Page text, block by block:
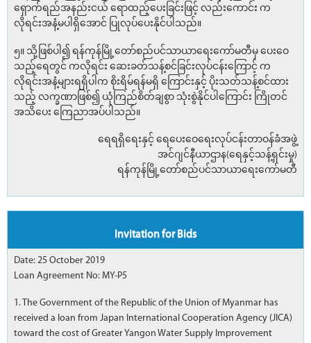
ရှောက်ရည်အနည်းငယ် ရောထည့်ပေးခြင်းဖြင့် လည်းကောင်း က
လိုရင်းအနံ့မပါရှိအောင် ပြုလုပ်ပေးနိုင်ပါသည်။
၅။ သို့ဖြစ်ပါ၍ ရန်ကုန်မြို့တော်စည်ပင်သာယာရေးကော်မတီမှ ပေးဝေ
သည့်ရေတွင် ကလိုရင်း ဆေးခတ်သန့်စင်ခြင်းလုပ်ငန်းကြောင့် က
လိုရင်းအနံ့များရရှိပါက စိုးရိမ်ရန်မရှိ ကြောင်းနှင့် ပိုးသတ်သန့်စင်ထား
သည့် လက္ခဏာဖြစ်၍ ယုံကြည်စိတ်ချစွာ သုံးစွဲနိုင်ပါကြောင်း ကြိုတင်
အသိပေး ကြေညာအပ်ပါသည်။
ရေရရှိရေးနှင့် ရေပေးဝေရေးလုပ်ငန်းတာဝန်ခံအဖွဲ့
အင်ဂျင်နီယာဌာန(ရေနှင့်သန့်ရှင်းမှု)
ရန်ကုန်မြို့တော်စည်ပင်သာယာရေးကော်မတီ
Invitation for Bids
Date: 25 October 2019
Loan Agreement No: MY-P5
1. The Government of the Republic of the Union of Myanmar has
received a loan from Japan International Cooperation Agency (JICA)
toward the cost of Greater Yangon Water Supply Improvement